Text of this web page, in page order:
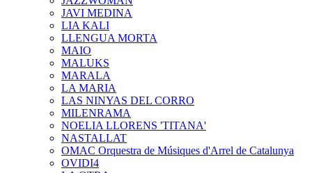
JAVI MEDINA
LIA KALI
LLENGUA MORTA
MAIO
MALUKS
MARALA
LA MARIA
LAS NINYAS DEL CORRO
MILENRAMA
NOELIA LLORENS 'TITANA'
NASTALLAT
OMAC Orquestra de Músiques d'Arrel de Catalunya
OVIDI4